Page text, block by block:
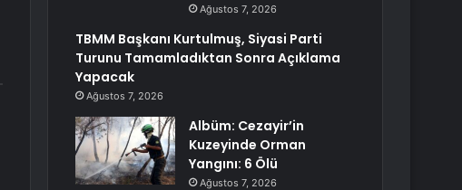
Ağustos 7, 2026
TBMM Başkanı Kurtulmuş, Siyasi Parti
Turunu Tamamladıktan Sonra Açıklama
Yapacak
Ağustos 7, 2026
Albüm: Cezayir’in
Kuzeyinde Orman
Yangını: 6 Ölü
Ağustos 7, 2026